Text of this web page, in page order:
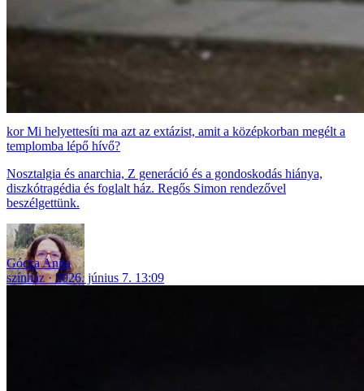
Mi helyettesíti ma azt az extázist, amit a középkorban megélt a
templomba lépő hívő?
Nosztalgia és anarchia, Z generáció és a gondoskodás hiánya,
diszkótragédia és foglalt ház. Regős Simon rendezővel
beszélgettünk.
Gócza Anita
színház
2026. június 7. 13:09